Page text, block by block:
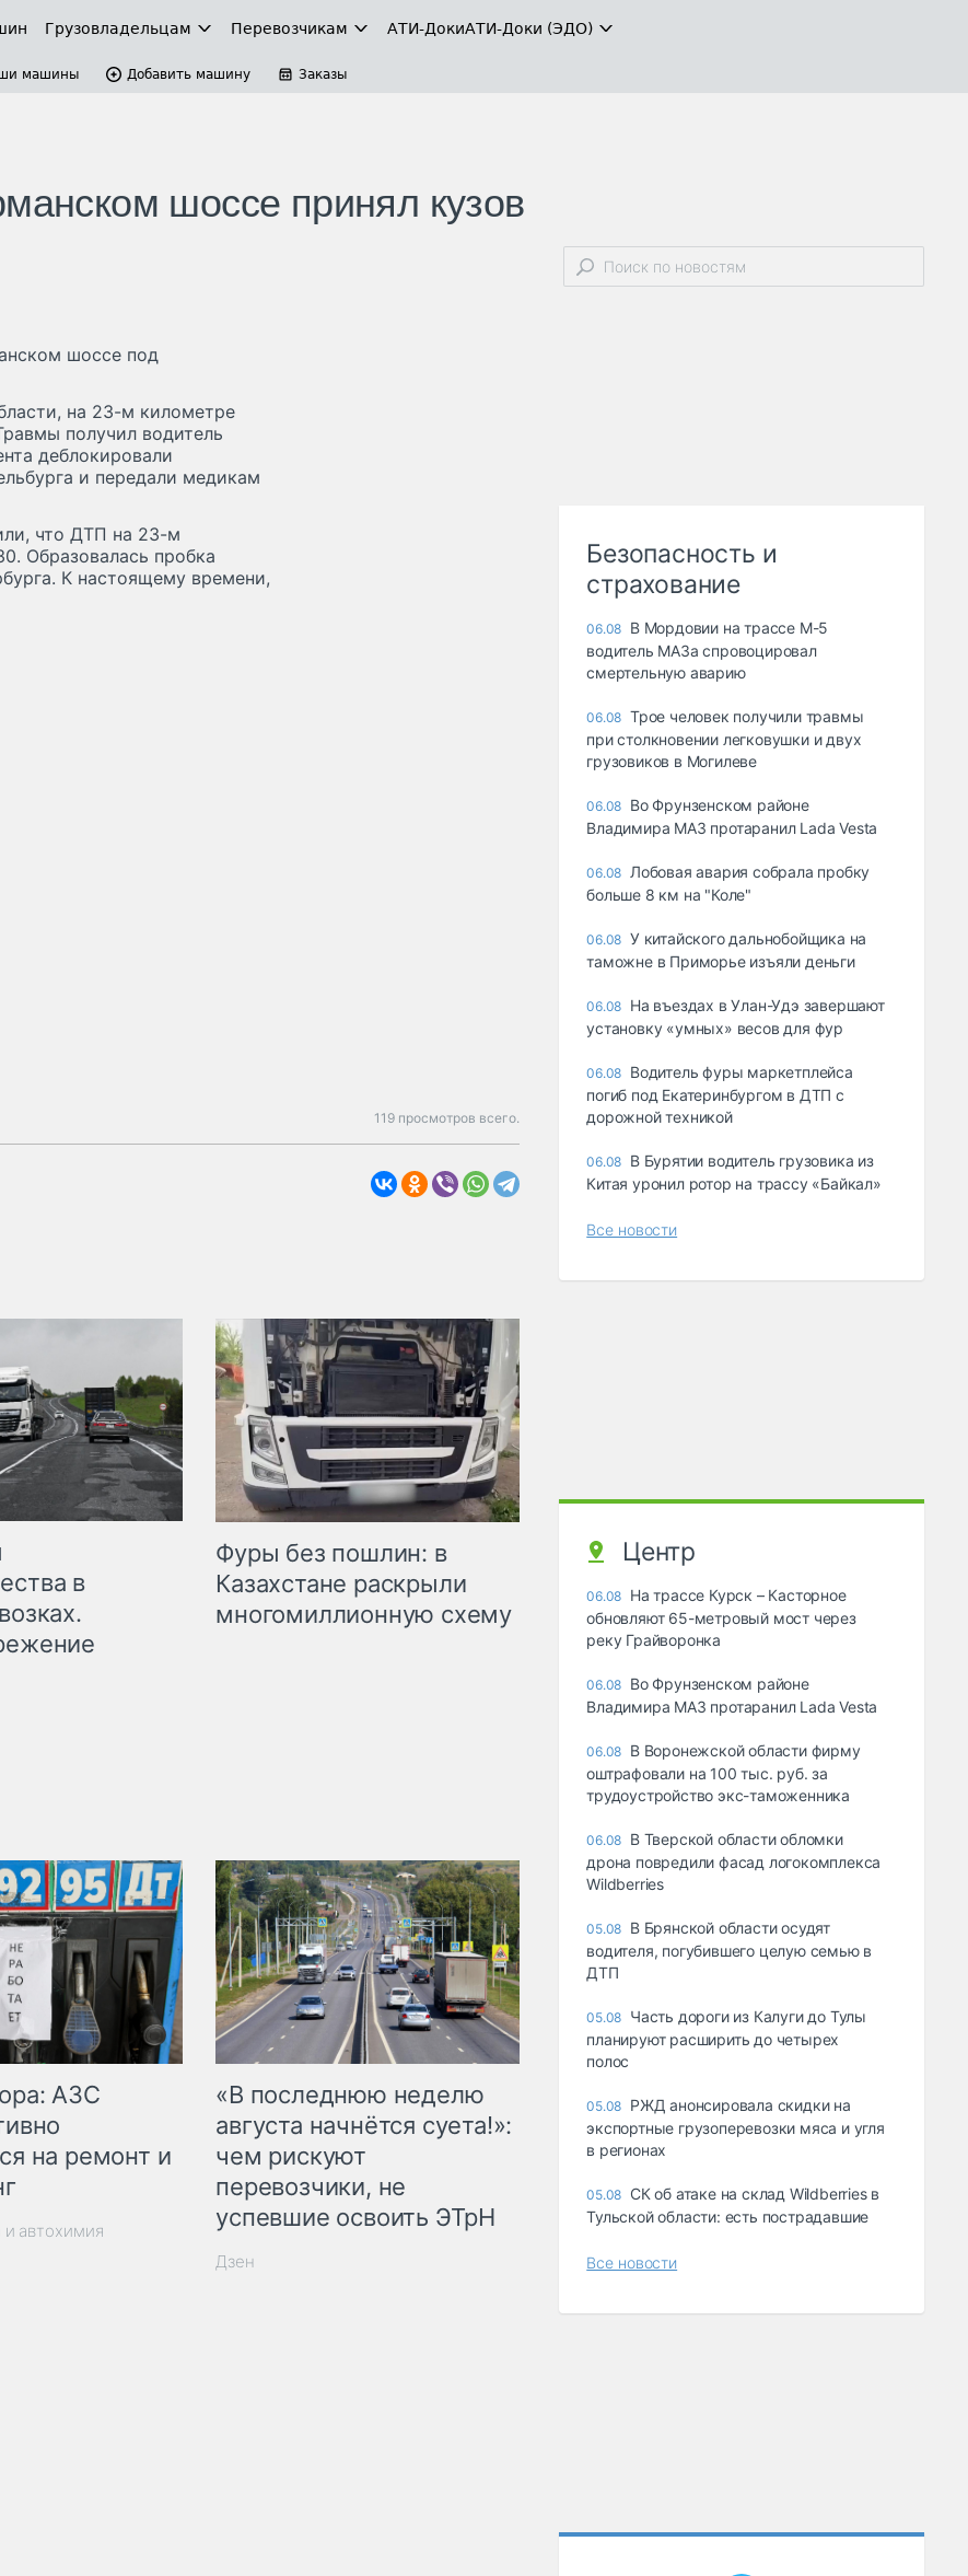
Грузовладельцам Перевозчикам АТИ-ДокиАТИ-Доки (ЭДО)
машины Добавить машину Заказы
шоссе принял кузов
шоссе под
на 23-м километре
получил водитель
деблокировали
и передали медикам
что ДТП на 23-м
Образовалась пробка
К настоящему времени,
119 просмотров всего.
в
Фуры без пошлин: в
Казахстане раскрыли
многомиллионную схему
АЗС
на ремонт и
автохимия
«В последнюю неделю
августа начнётся суета!»:
чем рискуют
перевозчики, не
успевшие освоить ЭТрН
Дзен
Безопасность и
страхование
06.08 В Мордовии на трассе М-5
водитель МАЗа спровоцировал
смертельную аварию
06.08 Трое человек получили травмы
при столкновении легковушки и двух
грузовиков в Могилеве
06.08 Во Фрунзенском районе
Владимира МАЗ протаранил Lada Vesta
06.08 Лобовая авария собрала пробку
больше 8 км на "Коле"
06.08 У китайского дальнобойщика на
таможне в Приморье изъяли деньги
06.08 Ha въeздax в Улaн-Удэ зaвepшaют
ycтaнoвкy «yмныx» вecoв для фyp
06.08 Водитель фуры маркетплейса
погиб под Екатеринбургом в ДТП с
дорожной техникой
06.08 В Бурятии водитель грузовика из
Китая уронил ротор на трассу «Байкал»
Все новости
Центр
06.08 На трассе Курск – Касторное
обновляют 65-метровый мост через
реку Грайворонка
06.08 Во Фрунзенском районе
Владимира МАЗ протаранил Lada Vesta
06.08 В Воронежской области фирму
оштрафовали на 100 тыс. руб. за
трудоустройство экс-таможенника
06.08 В Тверской области обломки
дрона повредили фасад логокомплекса
Wildberries
05.08 В Брянской области осудят
водителя, погубившего целую семью в
ДТП
05.08 Часть дороги из Калуги до Тулы
планируют расширить до четырех
полос
05.08 РЖД анонсировала скидки на
экспортные грузоперевозки мяса и угля
в регионах
05.08 СК об атаке на склад Wildberries в
Тульской области: есть пострадавшие
Все новости